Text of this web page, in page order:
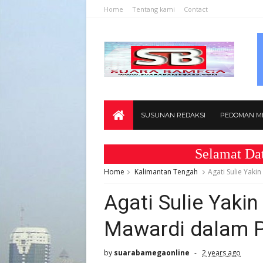
Home Tentang kami Contact
SUSUNAN REDAKSI PEDOMAN
Selamat Datang
Home Kalimantan Tengah Agati Sulie
Agati Sulie
Mawardi dalam
by suarabamegaonline 2 years ago